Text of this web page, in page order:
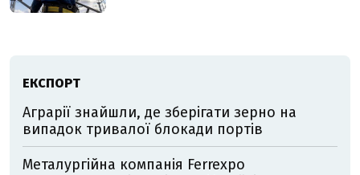
ЕКСПОРТ
Аграрії знайшли, де зберігати зерно на
випадок тривалої блокади портів
Металургійна компанія Ferrexpo